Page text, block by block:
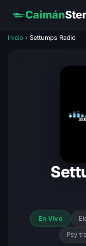
Caimán
Inicio › Settumps Radio
En Vivo
Psy